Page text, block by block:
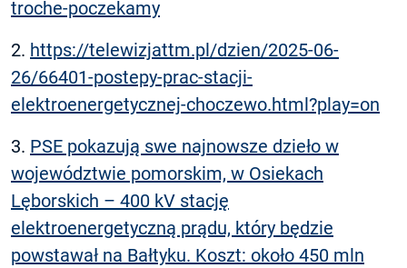
troche-poczekamy
2. https://telewizjattm.pl/dzien/2025-06-
26/66401-postepy-prac-stacji-
elektroenergetycznej-choczewo.html?play=on
3. PSE pokazują swe najnowsze dzieło w
województwie pomorskim, w Osiekach
Lęborskich – 400 kV stację
elektroenergetyczną prądu, który będzie
powstawał na Bałtyku. Koszt: około 450 mln